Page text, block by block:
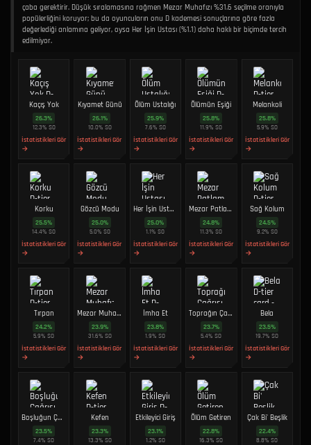
çaba gerektirir. Düşük sıralamasına rağmen Mezar Muhafızı %31.6 seçilme oranıyla
popülerliğini koruyor; bu da oyuncuların onu D kademesi sonuçlarına göre fazla
değerlediği anlamına geliyor, oysa Her İşin Ustası (%1.1) daha haklı bir biçimde tercih
edilmiyor.
Kaçış Yok
26.3%
12.3% SO
İstatistikleri Gör
→
Kıyamet Günü
26.1%
10.0% SO
İstatistikleri Gör
→
Ölüm Ustalığı
25.9%
7.6% SO
İstatistikleri Gör
→
Ölümün Eşiği
25.8%
11.9%SO
İstatistikleri Gör
→
Melankoli
25.8%
5.9% SO
İstatistikleri Gör
→
Korku
25.5%
14.4%SO
İstatistikleri Gör
→
Gözcü Modu
25.0%
5.0% SO
İstatistikleri Gör
→
Her İşin Ustası
25.0%
1.1%SO
İstatistikleri Gör
→
Mezar Patlaması
24.8%
11.3%SO
İstatistikleri Gör
→
Sağ Kolum
24.5%
9.2% SO
İstatistikleri Gör
→
Tırpan
24.2%
5.9%SO
İstatistikleri Gör
→
Mezar Muhafızı
23.9%
31.6% SO
İstatistikleri Gör
→
İmha Et
23.8%
1.9%SO
İstatistikleri Gör
→
Toprağın Çağrısı
23.7%
5.4%SO
İstatistikleri Gör
→
Bela
23.5%
19.7%SO
İstatistikleri Gör
→
Boşluğun Çağrısı
23.5%
7.4%SO
Kefen
23.3%
13.3% SO
Etkileyici Giriş
23.1%
1.2% SO
Ölüm Getiren
22.8%
16.3%SO
Çak Bi' Beşlik
22.4%
8.8%SO